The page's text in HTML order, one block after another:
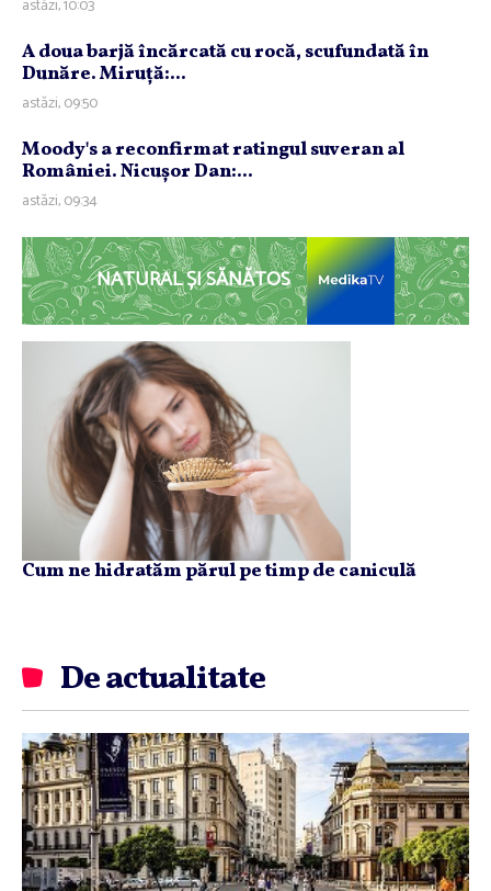
astăzi, 10:03
A doua barjă încărcată cu rocă, scufundată în
Dunăre. Miruţă:...
astăzi, 09:50
Moody's a reconfirmat ratingul suveran al
României. Nicuşor Dan:...
astăzi, 09:34
NATURAL ȘI SĂNĂTOS
Cum ne hidratăm părul pe timp de caniculă
De actualitate